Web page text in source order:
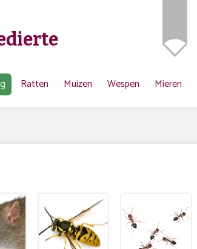
Ratten Muizen Wespen Mieren